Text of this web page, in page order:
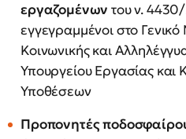
εργαζομένωντου ν.
εγγεγραμμένοι στο
Κοινωνικής και
Υπουργείου Εργασίας και
Υποθέσεων
Προπονητές